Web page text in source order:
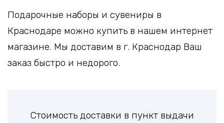
Подарочные наборы и сувениры в
Краснодаре можно купить в нашем интернет
магазине. Мы доставим в г. Краснодар Ваш
заказ быстро и недорого.
Стоимость доставки в пункт выдачи